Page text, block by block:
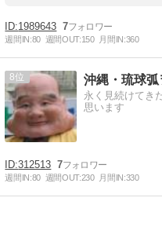
1989643 7
週間IN:80 週間OUT:150 月間IN:360
8 沖縄・琉球弧
永く見続けてき
思います
312513 7
週間IN:80 週間OUT:230 月間IN:330